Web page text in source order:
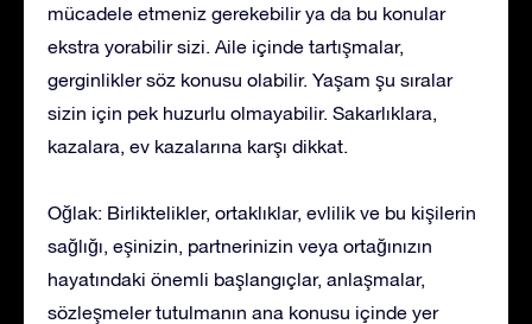
mücadele etmeniz gerekebilir ya da bu konular
ekstra yorabilir sizi. Aile içinde tartışmalar,
gerginlikler söz konusu olabilir. Yaşam şu sıralar
sizin için pek huzurlu olmayabilir. Sakarlıklara,
kazalara, ev kazalarına karşı dikkat.
Oğlak: Birliktelikler, ortaklıklar, evlilik ve bu kişilerin
sağlığı, eşinizin, partnerinizin veya ortağınızın
hayatındaki önemli başlangıçlar, anlaşmalar,
sözleşmeler tutulmanın ana konusu içinde yer